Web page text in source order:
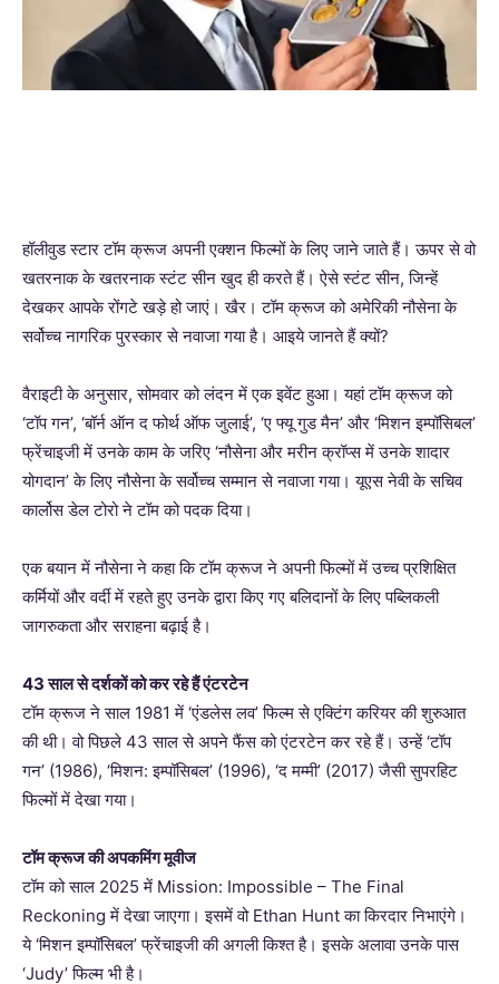
हॉलीवुड स्टार टॉम क्रूज अपनी एक्शन फिल्मों के लिए जाने जाते हैं। ऊपर से वो
खतरनाक के खतरनाक स्टंट सीन खुद ही करते हैं। ऐसे स्टंट सीन, जिन्हें
देखकर आपके रोंगटे खड़े हो जाएं। खैर। टॉम क्रूज को अमेरिकी नौसेना के
सर्वोच्च नागरिक पुरस्कार से नवाजा गया है। आइये जानते हैं क्यों?
वैराइटी के अनुसार, सोमवार को लंदन में एक इवेंट हुआ। यहां टॉम क्रूज को
‘टॉप गन’, ‘बॉर्न ऑन द फोर्थ ऑफ जुलाई’, ‘ए फ्यू गुड मैन’ और ‘मिशन इम्पॉसिबल’
फ्रेंचाइजी में उनके काम के जरिए ‘नौसेना और मरीन क्रॉप्स में उनके शादार
योगदान’ के लिए नौसेना के सर्वोच्च सम्मान से नवाजा गया। यूएस नेवी के सचिव
कार्लोस डेल टोरो ने टॉम को पदक दिया।
एक बयान में नौसेना ने कहा कि टॉम क्रूज ने अपनी फिल्मों में उच्च प्रशिक्षित
कर्मियों और वर्दी में रहते हुए उनके द्वारा किए गए बलिदानों के लिए पब्लिकली
जागरुकता और सराहना बढ़ाई है।
43 साल से दर्शकों को कर रहे हैं एंटरटेन
टॉम क्रूज ने साल 1981 में ‘एंडलेस लव’ फिल्म से एक्टिंग करियर की शुरुआत
की थी। वो पिछले 43 साल से अपने फैंस को एंटरटेन कर रहे हैं। उन्हें ‘टॉप
गन’ (1986), ‘मिशन: इम्पॉसिबल’ (1996), ‘द मम्मी’ (2017) जैसी सुपरहिट
फिल्मों में देखा गया।
टॉम क्रूज की अपकमिंग मूवीज
टॉम को साल 2025 में Mission: Impossible – The Final
Reckoning में देखा जाएगा। इसमें वो Ethan Hunt का किरदार निभाएंगे।
ये ‘मिशन इम्पॉसिबल’ फ्रेंचाइजी की अगली किश्त है। इसके अलावा उनके पास
‘Judy’ फिल्म भी है।